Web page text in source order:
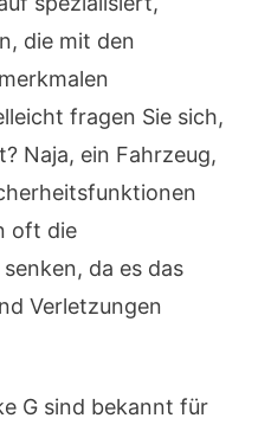
die mit den
fragen Sie sich,
Naja, ein Fahrzeug,
oft die
da es das
Verletzungen
G sind bekannt für